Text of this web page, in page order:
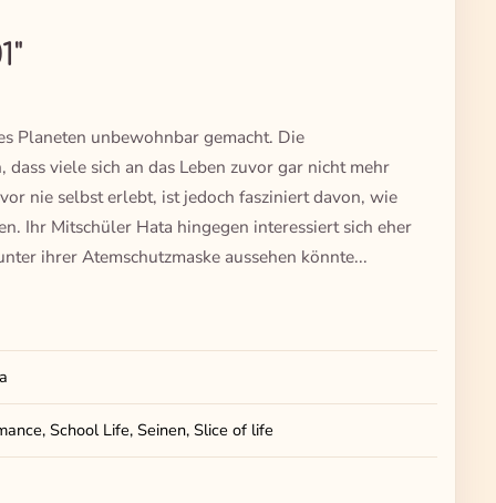
Planeten unbewohnbar gemacht. Die
viele sich an das Leben zuvor gar nicht mehr
nie selbst erlebt, ist jedoch fasziniert davon, wie
Ihr Mitschüler Hata hingegen interessiert sich eher
ihrer Atemschutzmaske aussehen könnte...
School Life, Seinen, Slice of life